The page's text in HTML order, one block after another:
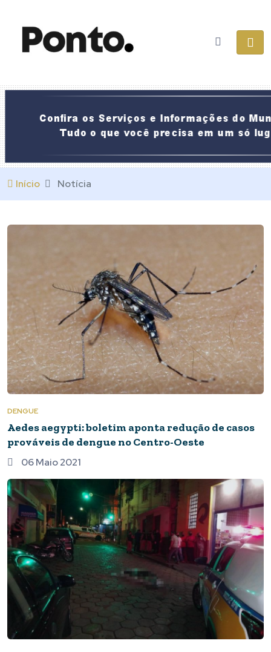
Início Notícia
DENGUE
Aedes aegypti: boletim aponta redução de casos
prováveis de dengue no Centro-Oeste
06 Maio 2021